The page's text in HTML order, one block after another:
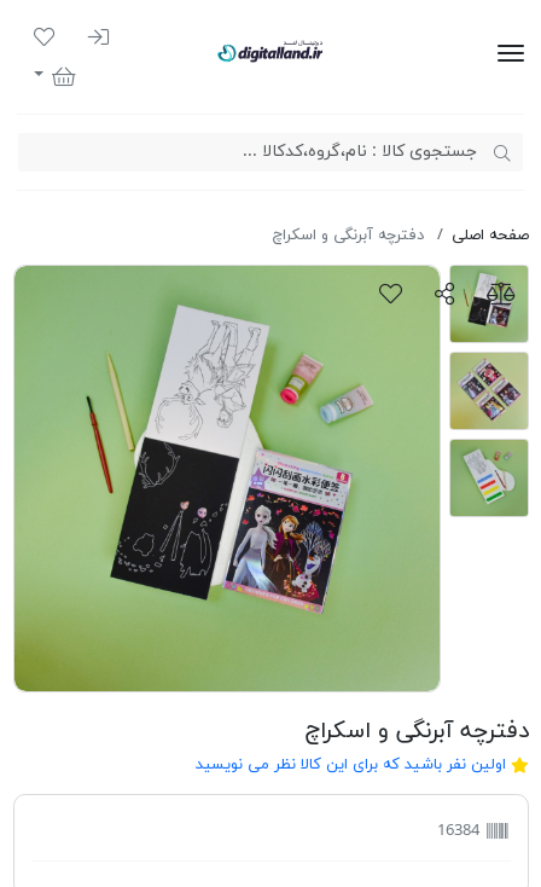
ورود به
لیست
سبد خرید
صفحه اصلی دفترچه آبرنگی و اسکراچ
دفترچه آبرنگی و اسکراچ
اولین نفر باشید که برای این کالا نظر می نویسید
16384